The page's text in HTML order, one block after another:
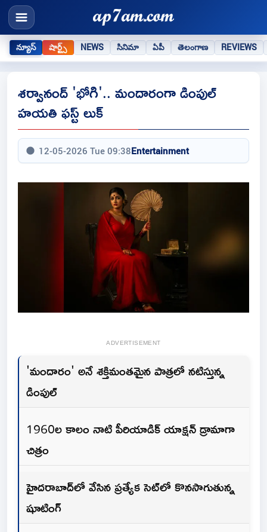
న్యూస్ షార్ట్స్ NEWS సినిమా ఏపీ తెలంగాణ REVIEWS
శర్వానంద్ 'భోగి'.. మందారంగా డింపుల్
హయతి ఫస్ట్ లుక్
12-05-2026 Tue 09:38Entertainment
ADVERTISEMENT
'మందారం' అనే శక్తిమంతమైన పాత్రలో నటిస్తున్న
డింపుల్
1960ల కాలం నాటి పీరియాడిక్ యాక్షన్ డ్రామాగా
చిత్రం
హైదరాబాద్‌లో వేసిన ప్రత్యేక సెట్‌లో కొనసాగుతున్న
షూటింగ్